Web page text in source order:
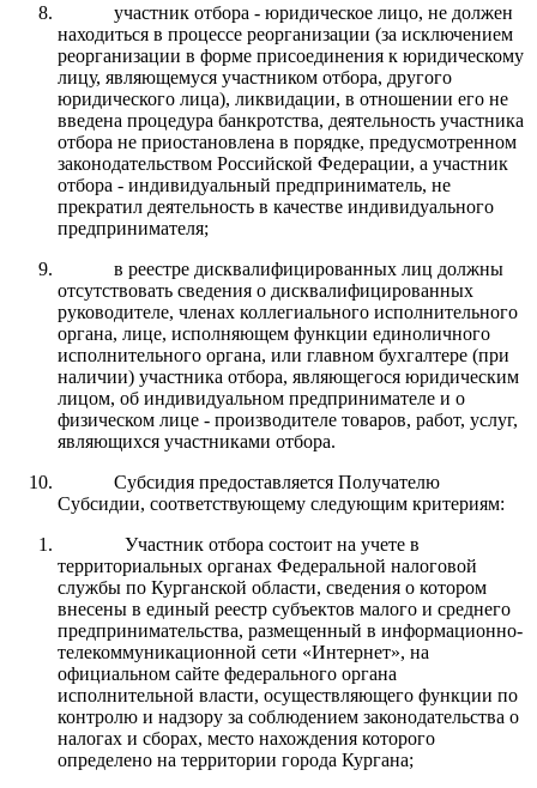
участник отбора - юридическое лицо, не должен
находиться в процессе реорганизации (за исключением
реорганизации в форме присоединения к юридическому
лицу, являющемуся участником отбора, другого
юридического лица), ликвидации, в отношении его не
введена процедура банкротства, деятельность участника
отбора не приостановлена в порядке, предусмотренном
законодательством Российской Федерации, а участник
отбора - индивидуальный предприниматель, не
прекратил деятельность в качестве индивидуального
предпринимателя;
в реестре дисквалифицированных лиц должны
отсутствовать сведения о дисквалифицированных
руководителе, членах коллегиального исполнительного
органа, лице, исполняющем функции единоличного
исполнительного органа, или главном бухгалтере (при
наличии) участника отбора, являющегося юридическим
лицом, об индивидуальном предпринимателе и о
физическом лице - производителе товаров, работ, услуг,
являющихся участниками отбора.
Субсидия предоставляется Получателю
Субсидии, соответствующему следующим критериям:
Участник отбора состоит на учете в
территориальных органах Федеральной налоговой
службы по Курганской области, сведения о котором
внесены в единый реестр субъектов малого и среднего
предпринимательства, размещенный в информационно-
телекоммуникационной сети «Интернет», на
официальном сайте федерального органа
исполнительной власти, осуществляющего функции по
контролю и надзору за соблюдением законодательства о
налогах и сборах, место нахождения которого
определено на территории города Кургана;